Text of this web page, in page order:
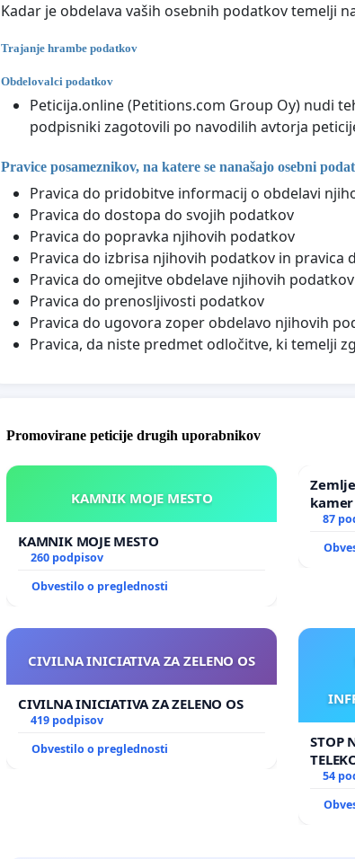
Kadar je obdelava vaših osebnih podatkov temelji
Trajanje hrambe podatkov
Obdelovalci podatkov
Peticija.online (Petitions.com Group Oy) nudi
podpisniki zagotovili po navodilih avtorja
Pravice posameznikov, na katere se nanašajo osebni
Pravica do pridobitve informacij o obdelavi
Pravica do dostopa do svojih podatkov
Pravica do popravka njihovih podatkov
Pravica do izbrisa njihovih podatkov in pravica
Pravica do omejitve obdelave njihovih podatkov
Pravica do prenosljivosti podatkov
Pravica do ugovora zoper obdelavo njihovih
Pravica, da niste predmet odločitve, ki temelji
Promovirane peticije drugih uporabnikov
KAMNIK MOJE MESTO
KAMNIK MOJE MESTO
260 podpisov
Obvestilo o preglednosti
87
CIVILNA INICIATIVA ZA ZELENO OS
CIVILNA INICIATIVA ZA ZELENO OS
419 podpisov
Obvestilo o preglednosti
STOP
54